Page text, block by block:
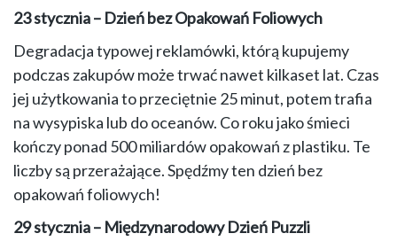
23 stycznia – Dzień bez Opakowań Foliowych
Degradacja typowej reklamówki, którą kupujemy
podczas zakupów może trwać nawet kilkaset lat. Czas
jej użytkowania to przeciętnie 25 minut, potem trafia
na wysypiska lub do oceanów. Co roku jako śmieci
kończy ponad 500 miliardów opakowań z plastiku. Te
liczby są przerażające. Spędźmy ten dzień bez
opakowań foliowych!
29 stycznia – Międzynarodowy Dzień Puzzli